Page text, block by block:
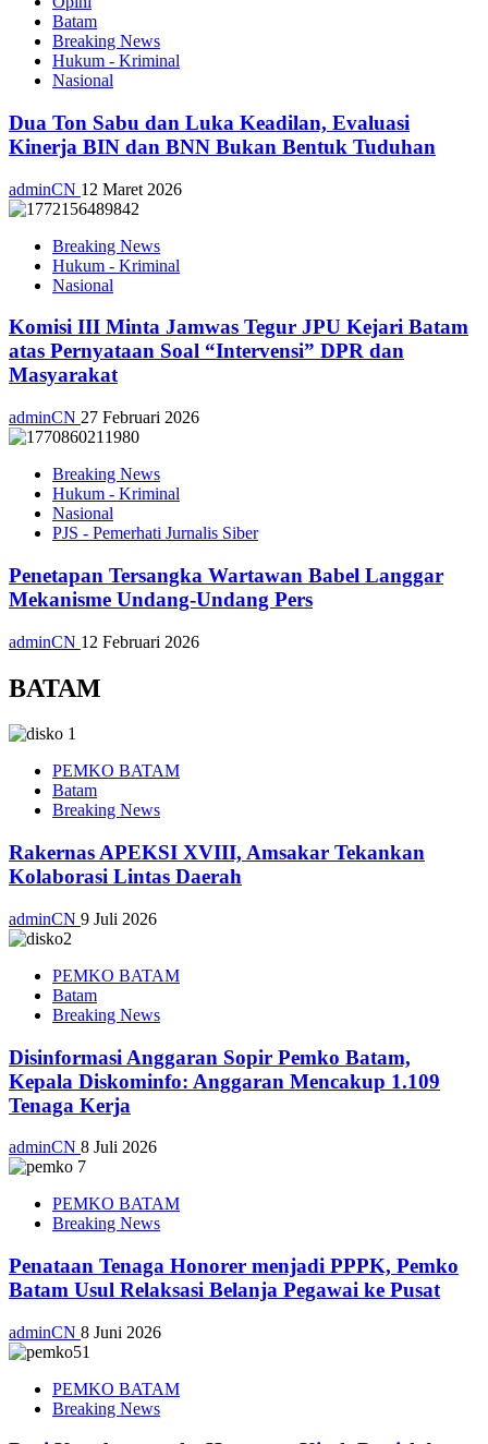
Batam
Breaking News
Hukum - Kriminal
Nasional
Dua Ton Sabu dan Luka Keadilan, Evaluasi
Kinerja BIN dan BNN Bukan Bentuk Tuduhan
adminCN 12 Maret 2026
Breaking News
Hukum - Kriminal
Nasional
Komisi III Minta Jamwas Tegur JPU Kejari Batam
atas Pernyataan Soal “Intervensi” DPR dan
Masyarakat
adminCN 27 Februari 2026
Breaking News
Hukum - Kriminal
Nasional
PJS - Pemerhati Jurnalis Siber
Penetapan Tersangka Wartawan Babel Langgar
Mekanisme Undang-Undang Pers
adminCN 12 Februari 2026
BATAM
PEMKO BATAM
Batam
Breaking News
Rakernas APEKSI XVIII, Amsakar Tekankan
Kolaborasi Lintas Daerah
adminCN 9 Juli 2026
PEMKO BATAM
Batam
Breaking News
Disinformasi Anggaran Sopir Pemko Batam,
Kepala Diskominfo: Anggaran Mencakup 1.109
Tenaga Kerja
adminCN 8 Juli 2026
PEMKO BATAM
Breaking News
Penataan Tenaga Honorer menjadi PPPK, Pemko
Batam Usul Relaksasi Belanja Pegawai ke Pusat
adminCN 8 Juni 2026
PEMKO BATAM
Breaking News